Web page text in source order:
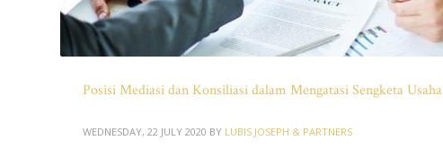
Posisi Mediasi dan Konsiliasi dalam Mengatasi Sengketa Usaha
WEDNESDAY, 22 JULY 2020 BY LUBIS JOSEPH & PARTNERS